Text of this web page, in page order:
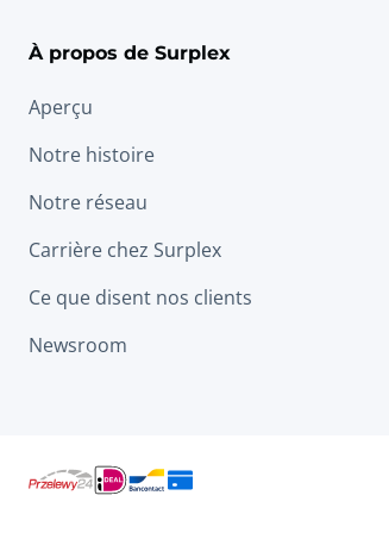
À propos de Surplex
Aperçu
Notre histoire
Notre réseau
Carrière chez Surplex
Ce que disent nos clients
Newsroom